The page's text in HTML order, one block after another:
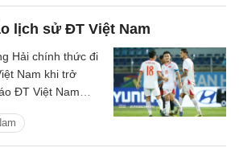
lịch sử ĐT Việt Nam
Hải chính thức đi
Nam khi trở
ĐT Việt Nam